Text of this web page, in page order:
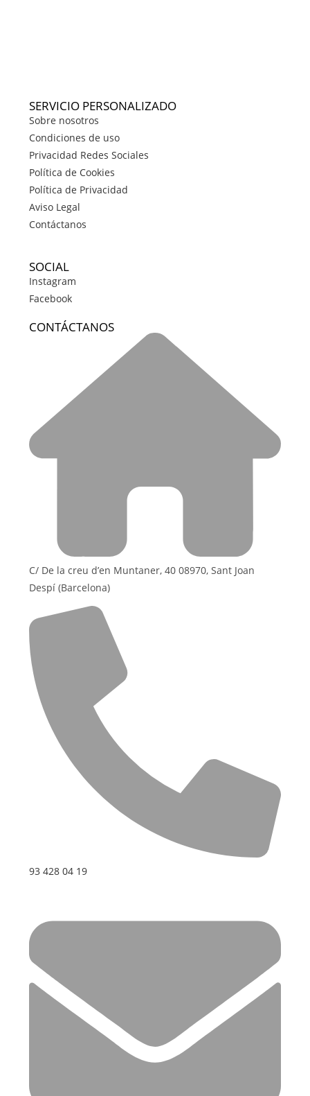
SERVICIO PERSONALIZADO
Sobre nosotros
Condiciones de uso
Privacidad Redes Sociales
Política de Cookies
Política de Privacidad
Aviso Legal
Contáctanos
SOCIAL
Instagram
Facebook
CONTÁCTANOS
C/ De la creu d’en Muntaner, 40 08970, Sant Joan
Despí (Barcelona)
93 428 04 19